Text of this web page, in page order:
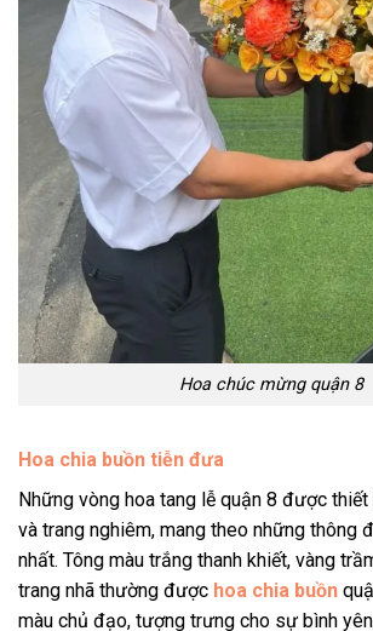
Hoa chúc mừng quận 8
Hoa chia buồn tiễn đưa
Những vòng hoa tang lễ quận 8 được
và trang nghiêm, mang theo những thông
nhất. Tông màu trắng thanh khiết, vàng
trang nhã thường được hoa chia buồn
màu chủ đạo, tượng trưng cho sự bình